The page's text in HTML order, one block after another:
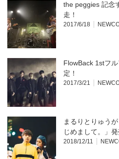
the peggies 記念
走！
2017/6/18
FlowBack 1stフ
定！
2017/3/21
まるりとりゅう
じめまして。」
2018/12/11